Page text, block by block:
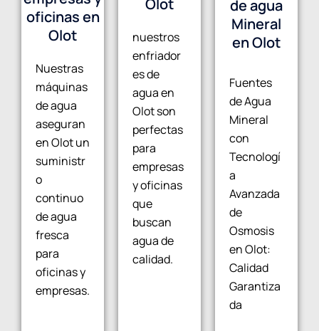
oficinas en
Olot
Nuestras
máquinas
de agua
aseguran
en Olot un
suministr
o
continuo
de agua
fresca
para
oficinas y
empresas.
Olot
nuestros
enfriador
es de
agua en
Olot son
perfectas
para
empresas
y oficinas
que
buscan
agua de
calidad.
de agua
Mineral
en Olot
Fuentes
de Agua
Mineral
con
Tecnologí
a
Avanzada
de
Osmosis
en Olot:
Calidad
Garantiza
da